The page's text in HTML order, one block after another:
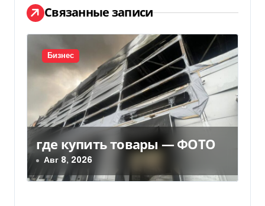
ц
и
я
о
з
а
Связанные записи
Бизнес
где купить товары — ФОТО
Авг 8, 2026